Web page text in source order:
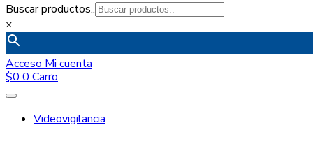
Buscar productos..
×
Acceso Mi cuenta
$0 0 Carro
Videovigilancia